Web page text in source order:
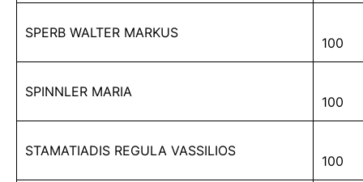
SPERB WALTER MARKUS
100
SPINNLER MARIA
100
STAMATIADIS REGULA VASSILIOS
100